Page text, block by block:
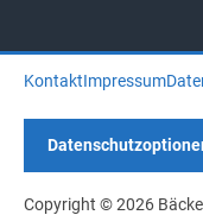
Copyright © 2026
KontaktImpressum